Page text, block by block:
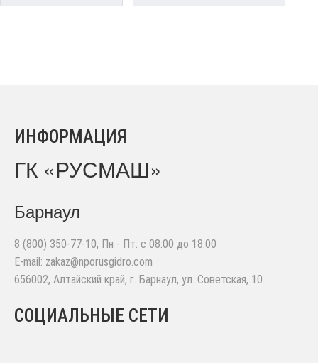
ИНФОРМАЦИЯ
ГК «РУСМАШ»
Барнаул
8 (800) 350-77-10, Пн - Пт: с 08:00 до 18:00
E-mail: zakaz@nporusgidro.com
656002, Алтайский край, г. Барнаул, ул. Советская, 10
СОЦИАЛЬНЫЕ СЕТИ